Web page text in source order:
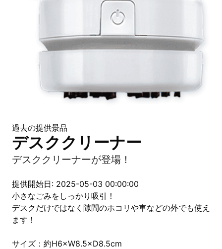
過去の提供景品
デスククリーナー
デスククリーナーが登場！
提供開始日: 2025-05-03 00:00:00
小さなごみをしっかり吸引！
デスクだけではなく隙間のホコリや車などの外でも使え
ます！
サイズ：約H6×W8.5×D8.5cm